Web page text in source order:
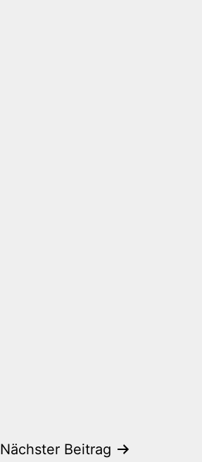
Nächster Beitrag